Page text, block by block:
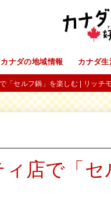
カナダの地域情報 カナダ生
「セルフ鍋」を楽しむ | リッチ
店で「セ